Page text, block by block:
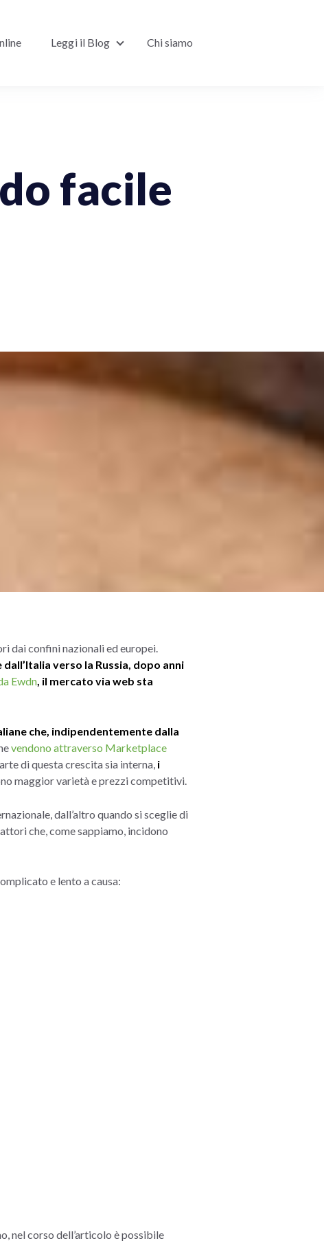
Leggi il Blog
Show submenu for Leggi il Blog
Chi siamo
facile
dai confini nazionali ed europei.
dall’Italia verso la Russia, dopo anni
Ewdn, il mercato via web sta
che, indipendentemente dalla
vendono attraverso Marketplace
di questa crescita sia interna, i
maggior varietà e prezzi competitivi.
dall’altro quando si sceglie di
che, come sappiamo, incidono
e lento a causa:
nel corso dell’articolo è possibile